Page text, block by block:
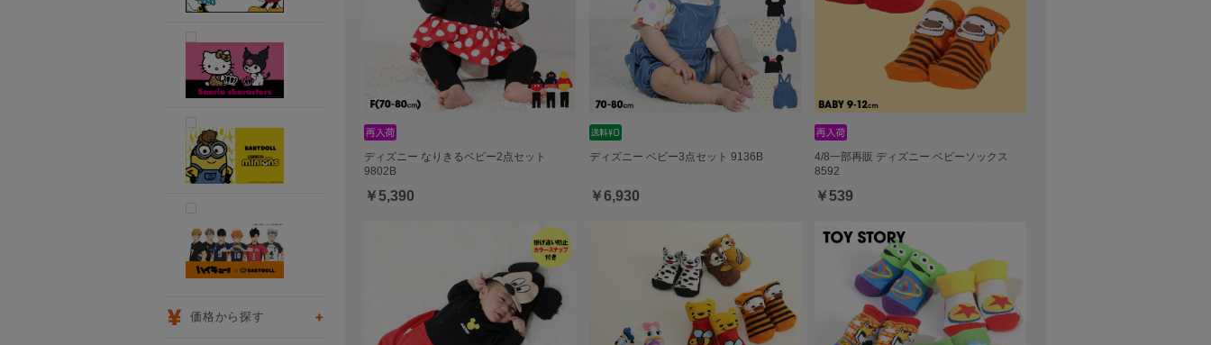
ディズニー なりきるベビー2点セット
9802B
￥5,390
ディズニー ベビー3点セット 9136B
￥6,930
4/8一部再販 ディズニー ベビーソックス
8592
￥539
価格から探す